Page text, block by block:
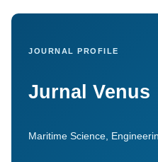
JOURNAL PROFILE
Jurnal Venus
Maritime Science,